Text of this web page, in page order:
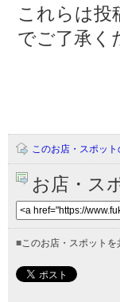
これらは投
でご了承く
このお店・スポッ
お店・ス
■このお店・スポットを